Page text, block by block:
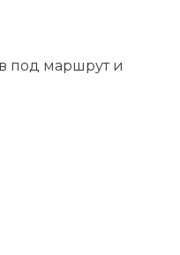
под маршрут и